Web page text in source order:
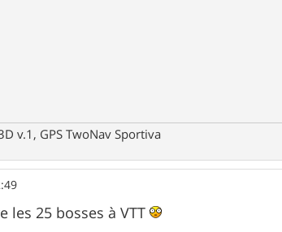
v.1, GPS TwoNav Sportiva
les 25 bosses à VTT